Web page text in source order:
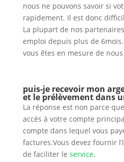
nous ne pouvons savoir si
rapidement. Il est donc
La plupart de nos
emploi depuis plus de
vous êtes en mesure de
puis-je recevoir mon
et le prélèvement dans
La réponse est non parce
accès à votre compte
compte dans lequel vous
factures.Vous devez fournir
de faciliter le service.